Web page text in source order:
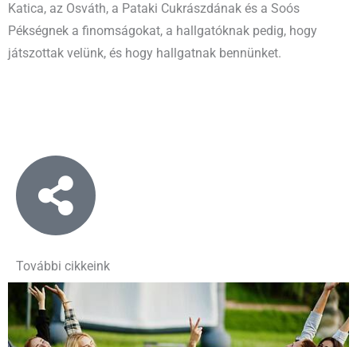
Katica, az Osváth, a Pataki Cukrászdának és a Soós
Pékségnek a finomságokat, a hallgatóknak pedig, hogy
játszottak velünk, és hogy hallgatnak bennünket.
További cikkeink